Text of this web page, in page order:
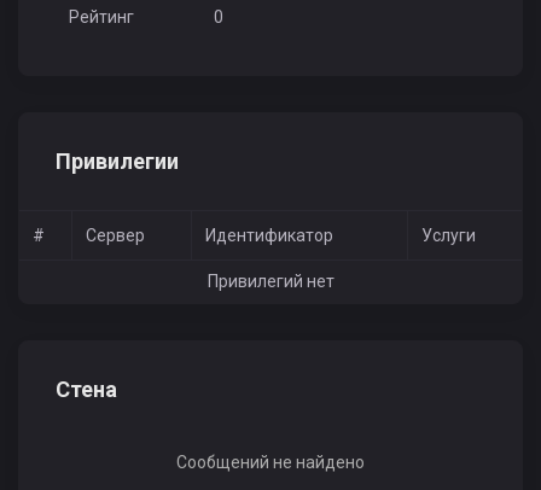
Рейтинг 0
Привилегии
# Сервер Идентификатор Услуги
Привилегий нет
Стена
Сообщений не найдено